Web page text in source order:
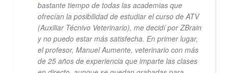
bastante tiempo de todas las academias que
ofrecían la posibilidad de estudiar el curso de ATV
(Auxiliar Técnivo Veterinario), me decidí por ZBrain
y no puedo estar más satisfecha. En primer lugar,
el profesor, Manuel Aumente, veterinario con más
de 25 años de experiencia que imparte las clases